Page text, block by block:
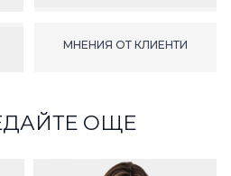
МНЕНИЯ ОТ КЛИЕНТИ
ОЩЕ